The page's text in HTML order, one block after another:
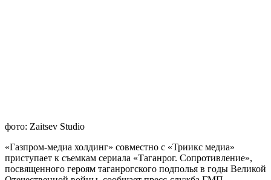
фото: Zaitsev Studio
«Газпром-медиа холдинг» совместно с «Триикс медиа»
приступает к съемкам сериала «Таганрог. Сопротивление»,
посвященного героям таганрогского подполья в годы Великой